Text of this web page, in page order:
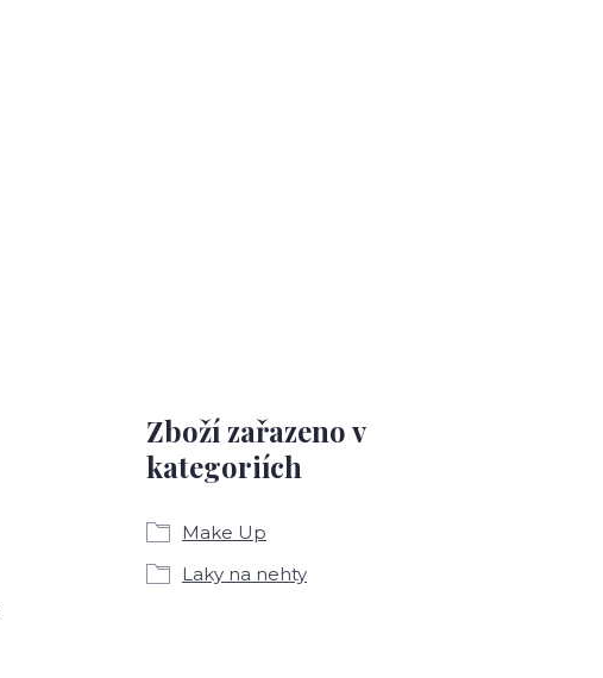
Zboží zařazeno v
kategoriích
Make Up
Laky na nehty